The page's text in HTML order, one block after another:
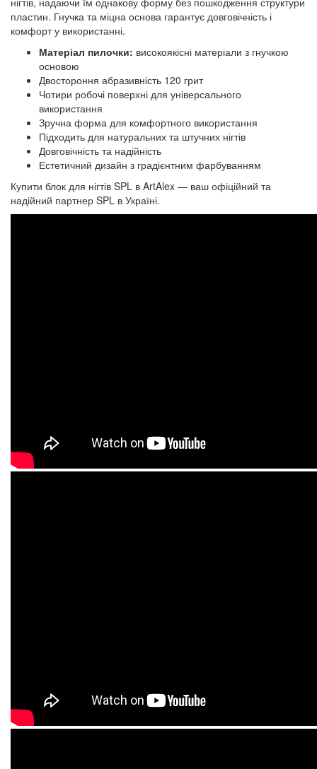
пластин. Гнучка та міцна основа гарантує довговічність і
комфорт у використанні.
Матеріал пилочки: високоякісні матеріали з гнучкою
основою
Двостороння абразивність 120 грит
Чотири робочі поверхні для універсального
використання
Зручна форма для комфортного використання
Підходить для натуральних та штучних нігтів
Довговічність та надійність
Естетичний дизайн з градієнтним фарбуванням
Купити блок для нігтів SPL в ArtAlex — ваш офіційний та
надійний партнер SPL в Україні.